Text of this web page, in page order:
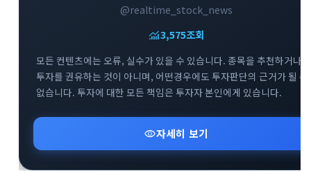
@realtime_stock_news
monitoring3,575조회
모든 컨텐츠에는 오류, 실수가 있을 수 있습니다. 종목을 추천하거나
투자를 권유하는 것이 아니며, 어떤경우에도 투자판단의 근거가 될 수
없습니다. 투자에 대한 모든 책임은 투자자 본인에게 있습니다.
visibility자세히 보기